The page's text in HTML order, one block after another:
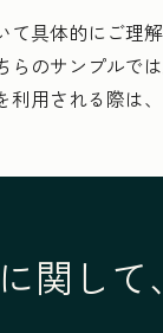
定
具体的にご理解
らのサンプルで
利用される際は
関し